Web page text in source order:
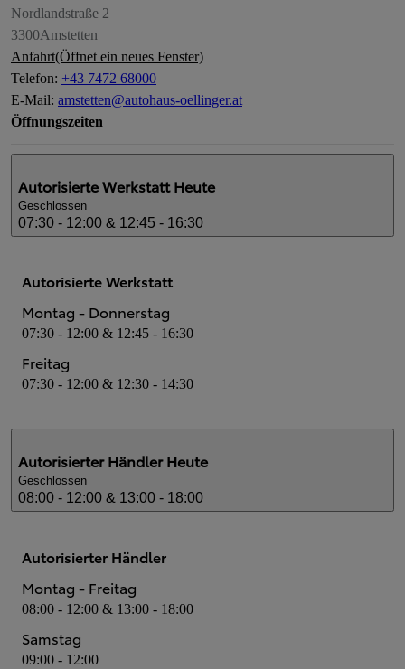
Nordlandstraße 2
3300Amstetten
Anfahrt(Öffnet ein neues Fenster)
Telefon: +43 7472 68000
E-Mail: amstetten@autohaus-oellinger.at
Öffnungszeiten
Autorisierte Werkstatt Heute
Geschlossen
07:30 - 12:00 & 12:45 - 16:30
Autorisierte Werkstatt
Montag - Donnerstag
07:30 - 12:00 & 12:45 - 16:30
Freitag
07:30 - 12:00 & 12:30 - 14:30
Autorisierter Händler Heute
Geschlossen
08:00 - 12:00 & 13:00 - 18:00
Autorisierter Händler
Montag - Freitag
08:00 - 12:00 & 13:00 - 18:00
Samstag
09:00 - 12:00